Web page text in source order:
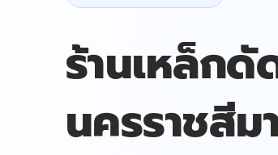
ร้านเหล็ก
นครราชสีม